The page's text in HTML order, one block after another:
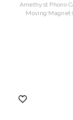
Amethyst Phono
Moving